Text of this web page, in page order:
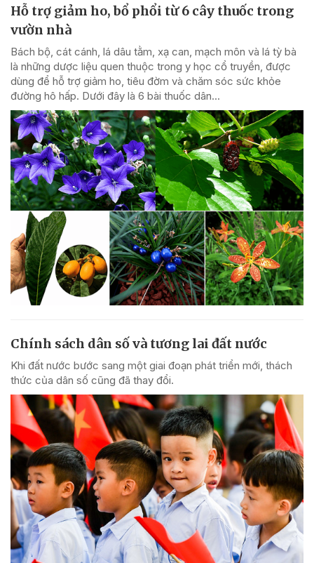
Hỗ trợ giảm ho, bổ phổi từ 6 cây thuốc trong
vườn nhà
Bách bộ, cát cánh, lá dâu tằm, xạ can, mạch môn và lá tỳ bà
là những dược liệu quen thuộc trong y học cổ truyền, được
dùng để hỗ trợ giảm ho, tiêu đờm và chăm sóc sức khỏe
đường hô hấp. Dưới đây là 6 bài thuốc dân...
Chính sách dân số và tương lai đất nước
Khi đất nước bước sang một giai đoạn phát triển mới, thách
thức của dân số cũng đã thay đổi.